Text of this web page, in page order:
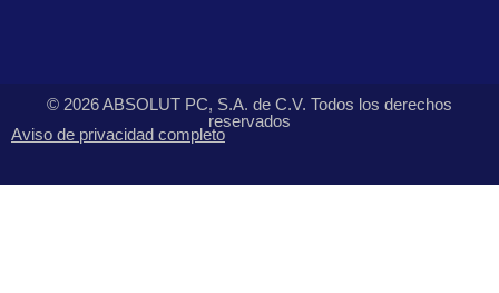
© 2026 ABSOLUT PC, S.A. de C.V. Todos los derechos
reservados
Aviso de privacidad completo